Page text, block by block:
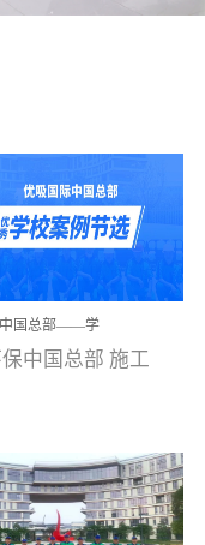
的团队。汇聚了众
多项产品技术专利
国家版权局著作
得高新技术企业称
产优势自主生产自
，优吸公司于2015
番禺区成功建立产
产基地，工厂拥有
生产设备和成熟的
头源材料、严控产
，我们每一批的生
都经过严格的质检
中国总部——学
(节选)
中国总部 施工
工装节选)广州南沙
江湾校区)项目地